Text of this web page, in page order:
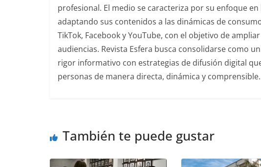
profesional. El medio se caracteriza por su enfoque
adaptando sus contenidos a las dinámicas de
TikTok, Facebook y YouTube, con el objetivo de
audiencias. Revista Esfera busca consolidarse como
rigor informativo con estrategias de difusión digital
personas de manera directa, dinámica y comprensible.
También te puede gustar